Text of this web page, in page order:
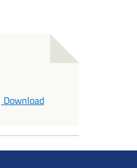
PDF
Download